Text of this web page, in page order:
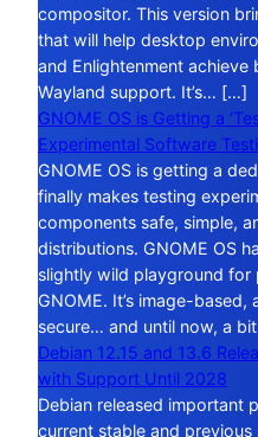
compositor. This version
that will help desktop
and Enlightenment
Wayland support. It’s… […]
GNOME OS is Getting a
Experimental Software
GNOME OS is getting a
finally makes testing
components safe, simple,
distributions. GNOME OS
slightly wild playground for
GNOME. It’s image-
secure… and until now, a
Debian 12.15 and 13.6
with Support Until 2028
Debian released important
current stable and previous